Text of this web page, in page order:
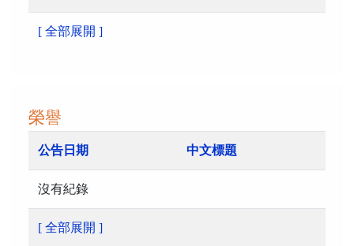
[ 全部展開 ]
榮譽
公告日期 中文標題
沒有紀錄
[ 全部展開 ]